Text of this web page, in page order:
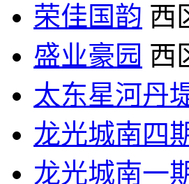
荣佳国韵 西
盛业豪园 西
太东星河丹
龙光城南四
龙光城南一